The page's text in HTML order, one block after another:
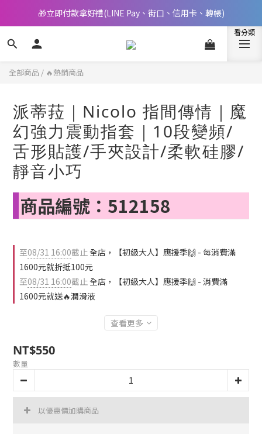
📢 邀您立即享樂，現在加入會員就送🪙80元購物金
🎁立即付款拿好禮(LINE Pay、街口、信用卡、轉帳)
📢 邀您立即享樂，現在加入會員就送🪙80元購物金
全部商品 / 🔥熱銷商品
派蒂菈｜Nicolo 指間傳情｜魔
幻強力震動指套｜10段變頻/
舌形貼護/手夾設計/柔軟硅膠/
靜音小巧
商品編號：512158
至08/31 16:00截止全店，【初級大人】應援季🙌 - 每消費滿
1600元就折抵100元
至08/31 16:00截止全店，【初級大人】應援季🙌 - 消費滿
1600元就送🔥潤滑液
查看更多
NT$550
數量
以優惠價加購商品